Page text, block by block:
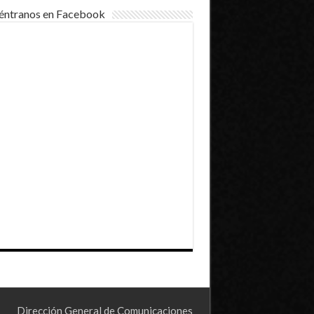
en Facebook
Dirección General de Comunicaciones